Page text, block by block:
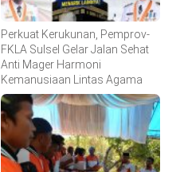
Perkuat Kerukunan, Pemprov-
FKLA Sulsel Gelar Jalan Sehat
Anti Mager Harmoni
Kemanusiaan Lintas Agama